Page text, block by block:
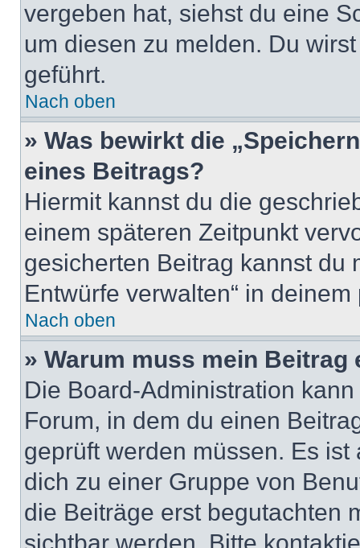
vergeben hat, siehst du eine
um diesen zu melden. Du
geführt.
Nach oben
» Was bewirkt die
eines Beitrags?
Hiermit kannst du die
einem späteren Zeitpunkt
gesicherten Beitrag kannst du
Entwürfe verwalten“ in
Nach oben
» Warum muss mein
Die Board-Administration
Forum, in dem du einen
geprüft werden müssen. Es
dich zu einer Gruppe von
die Beiträge erst begutachten